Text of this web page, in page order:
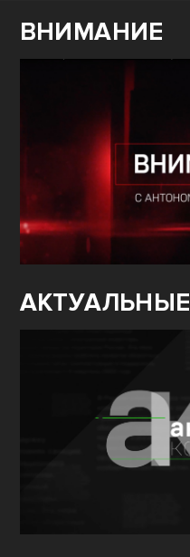
ВНИМАНИЕ
АКТУАЛЬНЫЕ